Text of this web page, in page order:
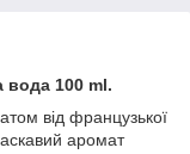
вода 100 ml.
від французької
аромат